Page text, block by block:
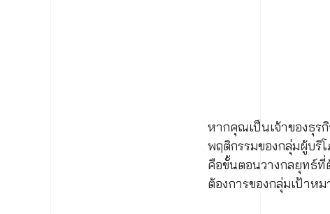
หากคุณเป็นเจ้าของธุร
พฤติกรรมของกลุ่มผู้บริ
คือขั้นตอนวางกลยุทธ์
ต้องการของกลุ่มเป้าห